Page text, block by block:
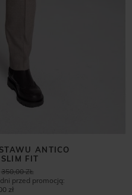
ANTICO
FIT
350,00 ZŁ
przed promocją:
zł